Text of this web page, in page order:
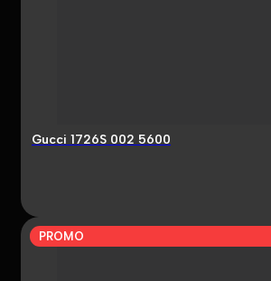
Gucci 1726S 002 5600
PROMO